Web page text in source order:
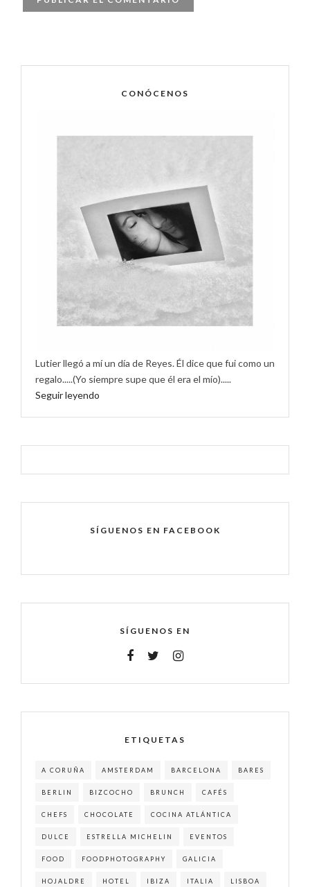
CONÓCENOS
Lutier llegó a mí un día de Reyes. Él dice que fui como un
regalo.....(Yo siempre supe que él era el mío).....
Seguir leyendo
SÍGUENOS EN FACEBOOK
SÍGUENOS EN
ETIQUETAS
A CORUÑA AMSTERDAM BARCELONA BARES
BERLIN BIZCOCHO BRUNCH CAFÉS
CHEFS CHOCOLATE COCINA ATLÁNTICA
DULCE ESTRELLA MICHELIN EVENTOS
FOOD FOODPHOTOGRAPHY GALICIA
HOJALDRE HOTEL IBIZA ITALIA LISBOA